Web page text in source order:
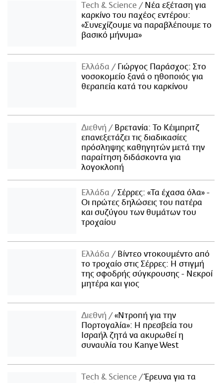
Τech & Science
Νέα εξέταση για
καρκίνο του παχέος εντέρου:
«Συνεχίζουμε να παραβλέπουμε το
βασικό μήνυμα»
Ελλάδα
Γιώργος Παράσχος: Στο
νοσοκομείο ξανά ο ηθοποιός για
θεραπεία κατά του καρκίνου
Διεθνή
Βρετανία: Το Κέιμπριτζ
επανεξετάζει τις διαδικασίες
πρόσληψης καθηγητών μετά την
παραίτηση διδάσκοντα για
λογοκλοπή
Ελλάδα
Σέρρες: «Τα έχασα όλα» -
Οι πρώτες δηλώσεις του πατέρα
και συζύγου των θυμάτων του
τροχαίου
Ελλάδα
Βίντεο ντοκουμέντο από
το τροχαίο στις Σέρρες: Η στιγμή
της σφοδρής σύγκρουσης - Νεκροί
μητέρα και γιος
Διεθνή
«Ντροπή για την
Πορτογαλία»: Η πρεσβεία του
Ισραήλ ζητά να ακυρωθεί η
συναυλία του Kanye West
Τech & Science
Έρευνα για τα